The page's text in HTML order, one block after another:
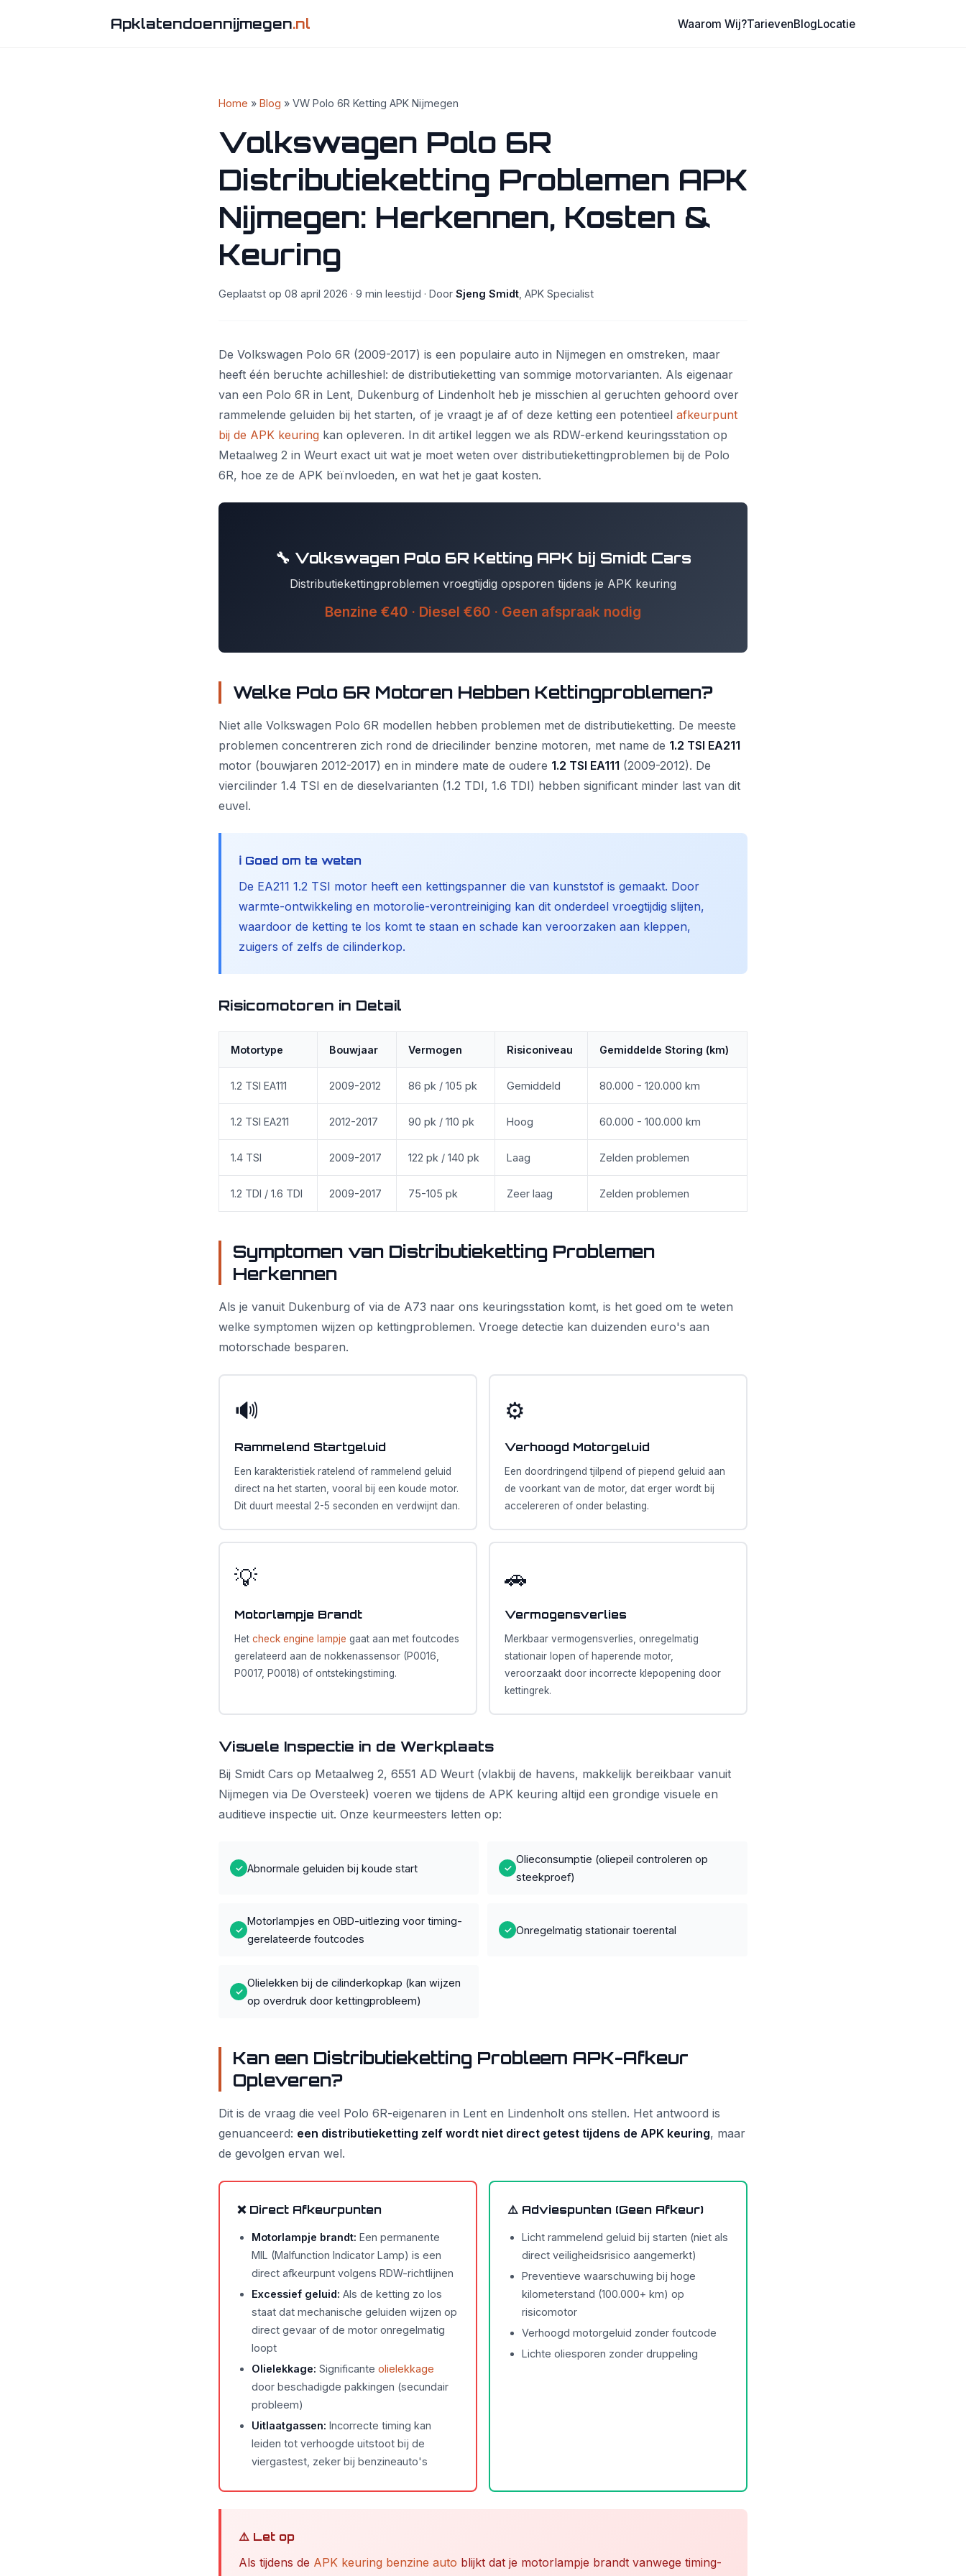
Apklatendoennijmegen.nl Waarom Wij?TarievenBlogLocatie
Home » Blog » VW Polo 6R Ketting APK Nijmegen
Volkswagen Polo 6R
Distributieketting Problemen APK
Nijmegen: Herkennen, Kosten &
Keuring
Geplaatst op 08 april 2026 · 9 min leestijd · Door Sjeng Smidt , APK Specialist
De Volkswagen Polo 6R (2009-2017) is een populaire auto in Nijmegen en omstreken, maar
heeft één beruchte achilleshiel: de distributieketting van sommige motorvarianten. Als eigenaar
van een Polo 6R in Lent, Dukenburg of Lindenholt heb je misschien al geruchten gehoord over
rammelende geluiden bij het starten, of je vraagt je af of deze ketting een potentieel afkeurpunt
bij de APK keuring kan opleveren. In dit artikel leggen we als RDW-erkend keuringsstation op
Metaalweg 2 in Weurt exact uit wat je moet weten over distributiekettingproblemen bij de Polo
6R, hoe ze de APK beïnvloeden, en wat het je gaat kosten.
🔧 Volkswagen Polo 6R Ketting APK bij Smidt Cars
Distributiekettingproblemen vroegtijdig opsporen tijdens je APK keuring
Benzine €40 · Diesel €60 · Geen afspraak nodig
Welke Polo 6R Motoren Hebben Kettingproblemen?
Niet alle Volkswagen Polo 6R modellen hebben problemen met de distributieketting. De meeste
problemen concentreren zich rond de driecilinder benzine motoren, met name de 1.2 TSI EA211
motor (bouwjaren 2012-2017) en in mindere mate de oudere 1.2 TSI EA111 (2009-2012). De
viercilinder 1.4 TSI en de dieselvarianten (1.2 TDI, 1.6 TDI) hebben significant minder last van dit
euvel.
ℹ️ Goed om te weten
De EA211 1.2 TSI motor heeft een kettingspanner die van kunststof is gemaakt. Door
warmte-ontwikkeling en motorolie-verontreiniging kan dit onderdeel vroegtijdig slijten,
waardoor de ketting te los komt te staan en schade kan veroorzaken aan kleppen,
zuigers of zelfs de cilinderkop.
Risicomotoren in Detail
Motortype Bouwjaar Vermogen Risiconiveau Gemiddelde Storing (km)
1.2 TSI EA111 2009-2012 86 pk / 105 pk Gemiddeld 80.000 - 120.000 km
1.2 TSI EA211 2012-2017 90 pk / 110 pk Hoog 60.000 - 100.000 km
1.4 TSI 2009-2017 122 pk / 140 pk Laag Zelden problemen
1.2 TDI / 1.6 TDI 2009-2017 75-105 pk Zeer laag Zelden problemen
Symptomen van Distributieketting Problemen
Herkennen
Als je vanuit Dukenburg of via de A73 naar ons keuringsstation komt, is het goed om te weten
welke symptomen wijzen op kettingproblemen. Vroege detectie kan duizenden euro's aan
motorschade besparen.
🔊
Rammelend Startgeluid
Een karakteristiek ratelend of rammelend geluid
direct na het starten, vooral bij een koude motor.
Dit duurt meestal 2-5 seconden en verdwijnt dan.
⚙️
Verhoogd Motorgeluid
Een doordringend tjilpend of piepend geluid aan
de voorkant van de motor, dat erger wordt bij
accelereren of onder belasting.
💡
Motorlampje Brandt
Het check engine lampje gaat aan met foutcodes
gerelateerd aan de nokkenassensor (P0016,
P0017, P0018) of ontstekingstiming.
🚗
Vermogensverlies
Merkbaar vermogensverlies, onregelmatig
stationair lopen of haperende motor,
veroorzaakt door incorrecte klepopening door
kettingrek.
Visuele Inspectie in de Werkplaats
Bij Smidt Cars op Metaalweg 2, 6551 AD Weurt (vlakbij de havens, makkelijk bereikbaar vanuit
Nijmegen via De Oversteek) voeren we tijdens de APK keuring altijd een grondige visuele en
auditieve inspectie uit. Onze keurmeesters letten op:
✓ Abnormale geluiden bij koude start ✓
Olieconsumptie (oliepeil controleren op
steekproef)
✓
Motorlampjes en OBD-uitlezing voor timing-
gerelateerde foutcodes
✓ Onregelmatig stationair toerental
✓
Olielekken bij de cilinderkopkap (kan wijzen
op overdruk door kettingprobleem)
Kan een Distributieketting Probleem APK-Afkeur
Opleveren?
Dit is de vraag die veel Polo 6R-eigenaren in Lent en Lindenholt ons stellen. Het antwoord is
genuanceerd: een distributieketting zelf wordt niet direct getest tijdens de APK keuring, maar
de gevolgen ervan wel.
❌ Direct Afkeurpunten
Motorlampje brandt: Een permanente
MIL (Malfunction Indicator Lamp) is een
direct afkeurpunt volgens RDW-richtlijnen
Excessief geluid: Als de ketting zo los
staat dat mechanische geluiden wijzen op
direct gevaar of de motor onregelmatig
loopt
Olielekkage: Significante olielekkage
door beschadigde pakkingen (secundair
probleem)
Uitlaatgassen: Incorrecte timing kan
leiden tot verhoogde uitstoot bij de
viergastest, zeker bij benzineauto's
⚠️ Adviespunten (Geen Afkeur)
Licht rammelend geluid bij starten (niet als
direct veiligheidsrisico aangemerkt)
Preventieve waarschuwing bij hoge
kilometerstand (100.000+ km) op
risicomotor
Verhoogd motorgeluid zonder foutcode
Lichte oliesporen zonder druppeling
⚠️ Let op
Als tijdens de APK keuring benzine auto blijkt dat je motorlampje brandt vanwege timing-